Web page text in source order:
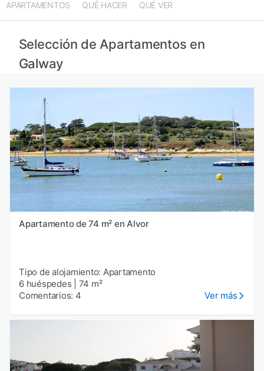
APARTAMENTOS QUÉ HACER QUÉ VER
Selección de Apartamentos en
Galway
Apartamento de 74 m² en Alvor
Tipo de alojamiento: Apartamento
6 huéspedes
74 m²
Comentarios: 4
Ver más